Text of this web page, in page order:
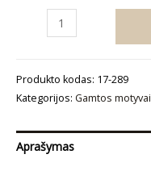
produkto
„Narcizai
II“
Produkto kodas: 17-289
Kategorijos: Gamtos motyvai
Aprašymas